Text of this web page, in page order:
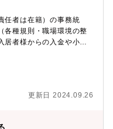
任者は在籍）の事務統
各種規則・職場環境の整
者様からの入金や小口
更新日 2024.09.26